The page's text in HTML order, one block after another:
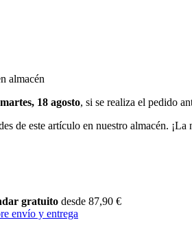
almacén
18 agosto, si se realiza el pedido
de este artículo en nuestro almacén.
gratuito desde 87,90 €
envío y entrega